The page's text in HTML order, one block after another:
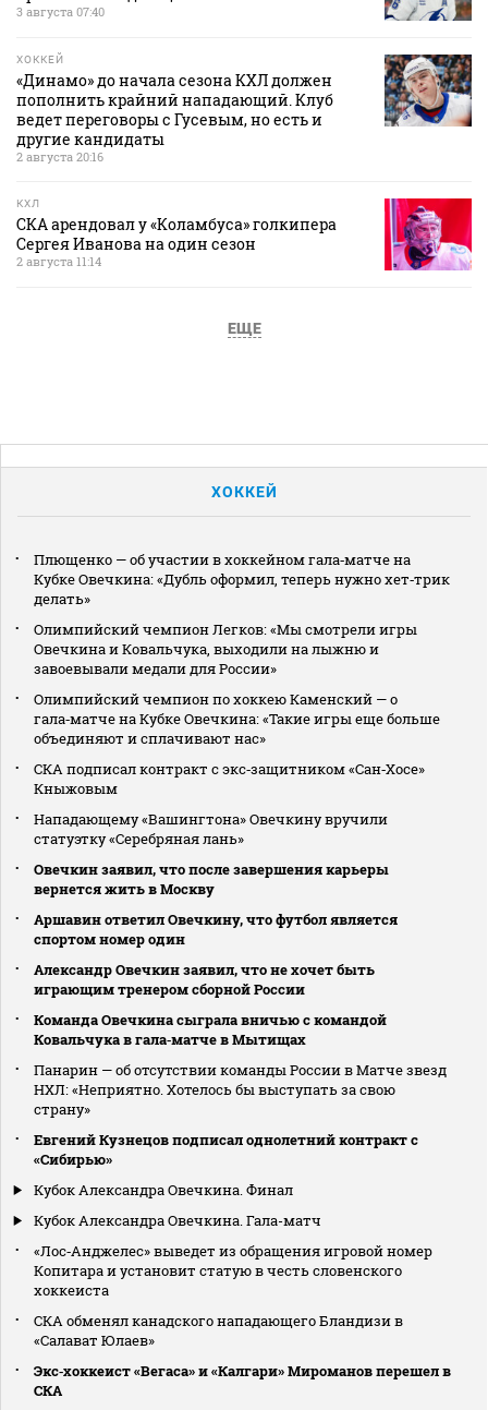
3 августа 07:40
ХОККЕЙ
«Динамо» до начала сезона КХЛ должен
пополнить крайний нападающий. Клуб
ведет переговоры с Гусевым, но есть и
другие кандидаты
2 августа 20:16
КХЛ
СКА арендовал у «Коламбуса» голкипера
Сергея Иванова на один сезон
2 августа 11:14
ЕЩЕ
ХОККЕЙ
Плющенко — об участии в хоккейном гала‑матче на
Кубке Овечкина: «Дубль оформил, теперь нужно хет‑трик
делать»
Олимпийский чемпион Легков: «Мы смотрели игры
Овечкина и Ковальчука, выходили на лыжню и
завоевывали медали для России»
Олимпийский чемпион по хоккею Каменский — о
гала‑матче на Кубке Овечкина: «Такие игры еще больше
объединяют и сплачивают нас»
СКА подписал контракт с экс‑защитником «Сан‑Хосе»
Кныжовым
Нападающему «Вашингтона» Овечкину вручили
статуэтку «Серебряная лань»
Овечкин заявил, что после завершения карьеры
вернется жить в Москву
Аршавин ответил Овечкину, что футбол является
спортом номер один
Александр Овечкин заявил, что не хочет быть
играющим тренером сборной России
Команда Овечкина сыграла вничью с командой
Ковальчука в гала‑матче в Мытищах
Панарин — об отсутствии команды России в Матче звезд
НХЛ: «Неприятно. Хотелось бы выступать за свою
страну»
Евгений Кузнецов подписал однолетний контракт с
«Сибирью»
Кубок Александра Овечкина. Финал
Кубок Александра Овечкина. Гала-матч
«Лос‑Анджелес» выведет из обращения игровой номер
Копитара и установит статую в честь словенского
хоккеиста
СКА обменял канадского нападающего Бландизи в
«Салават Юлаев»
Экс‑хоккеист «Вегаса» и «Калгари» Мироманов перешел в
СКА